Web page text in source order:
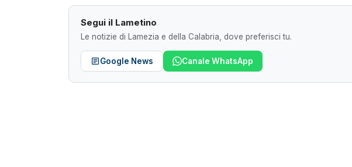
Segui il Lametino
Le notizie di Lamezia e della Calabria, dove preferisci tu.
Google News Canale WhatsApp